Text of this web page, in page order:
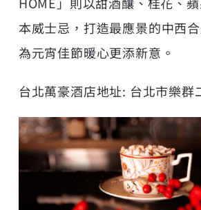
本威士忌，打造最應景的中西
為元宵佳節暖心更添新意。
台北萬豪酒店地址: 台北市樂群